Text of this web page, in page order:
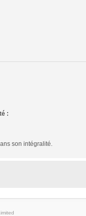
:
son intégralité.